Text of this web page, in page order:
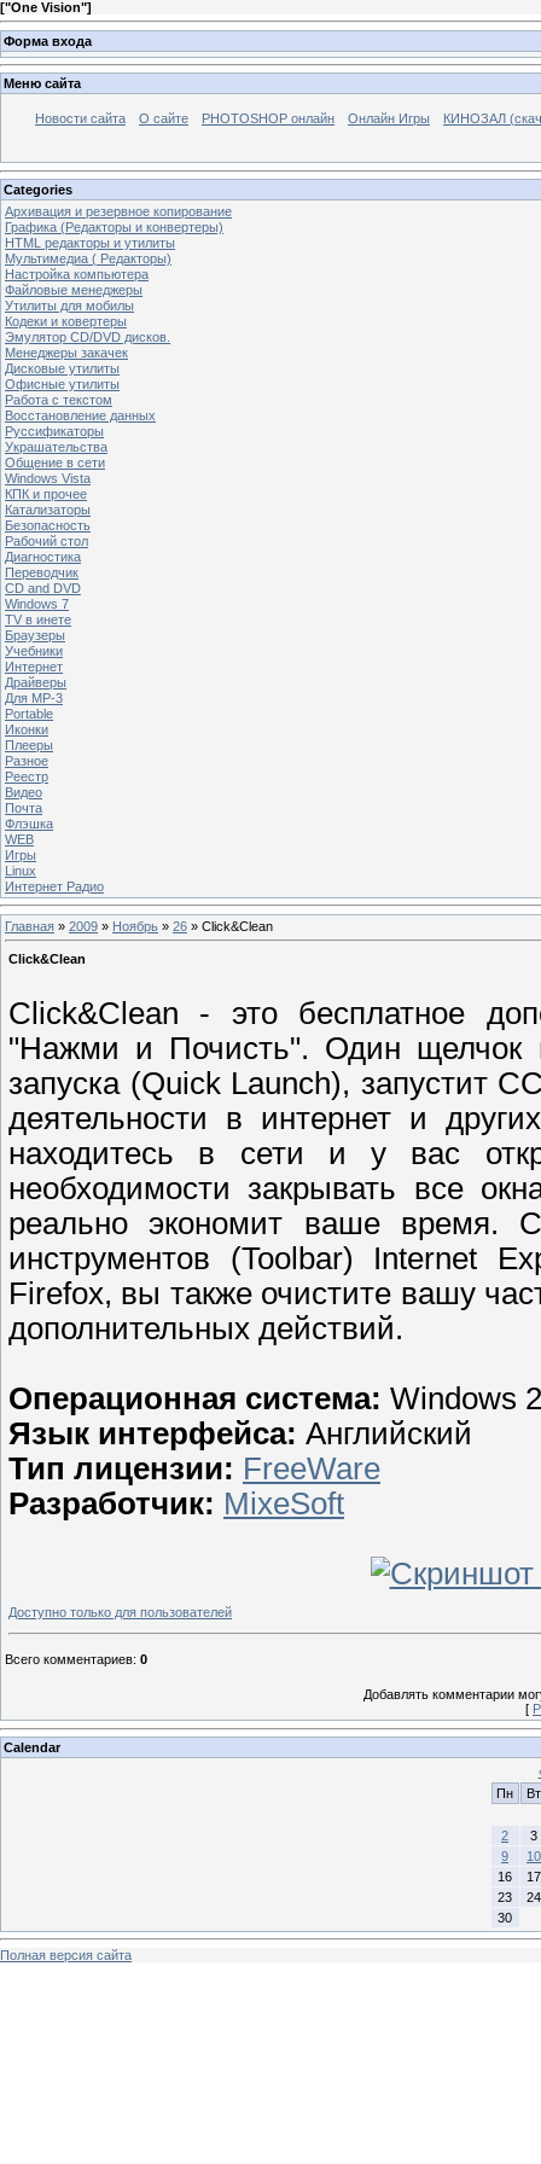
["One Vision"]
Форма входа
Меню сайта
Новости сайта О сайте PHOTOSHOP онлайн Онлайн Игры КИНОЗАЛ
Categories
Архивация и резервное копирование
Графика (Редакторы и конвертеры)
HTML редакторы и утилиты
Мультимедиа ( Редакторы)
Настройка компьютера
Файловые менеджеры
Утилиты для мобилы
Кодеки и ковертеры
Эмулятор CD/DVD дисков.
Менеджеры закачек
Дисковые утилиты
Офисные утилиты
Работа с текстом
Восстановление данных
Руссификаторы
Украшательства
Общение в сети
Windows Vista
КПК и прочее
Катализаторы
Безопасность
Рабочий стол
Диагностика
Переводчик
CD and DVD
Windows 7
TV в инете
Браузеры
Учебники
Интернет
Драйверы
Для MP-3
Portable
Иконки
Плееры
Разное
Реестр
Видео
Почта
Флэшка
WEB
Игры
Linux
Интернет Радио
Главная » 2009 » Ноябрь » 26 » Click&Clean
Click&Clean
Click&Clean - это бесплатное
"Нажми и Почисть". Один щелчок
запуска (Quick Launch), запустит
деятельности в интернет и
находитесь в сети и у вас
необходимости закрывать все
реально экономит ваше время.
инструментов (Toolbar) Internet
Firefox, вы также очистите вашу
дополнительных действий.
Операционная система: Windows
Язык интерфейса: Английский
Тип лицензии: FreeWare
Разработчик: MixeSoft
Доступно только для пользователей
Всего комментариев: 0
Добавлять комментарии
[
Calendar
Пн
Вт
2
3
9
10
16
17
23
24
30
Полная версия сайта